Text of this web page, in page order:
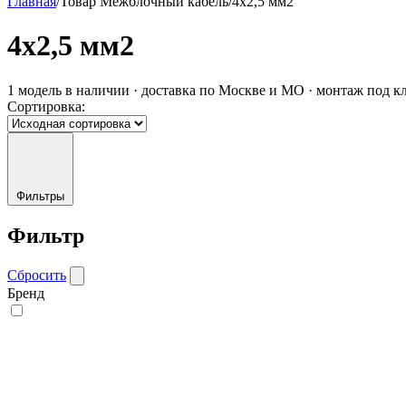
4x2,5 мм2
1 модель в наличии · доставка по Москве и МО · монтаж под
Сортировка:
Фильтры
Фильтр
Сбросить
Бренд